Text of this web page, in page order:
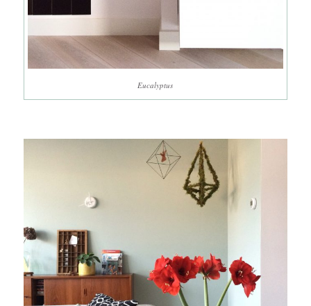
Eucalyptus